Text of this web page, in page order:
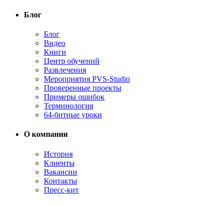
Блог
Блог
Видео
Книги
Центр обучений
Развлечения
Мероприятия PVS-Studio
Проверенные проекты
Примеры ошибок
Терминология
64-битные уроки
О компании
История
Клиенты
Вакансии
Контакты
Пресс-кит